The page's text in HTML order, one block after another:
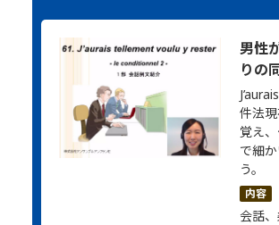
男性
りの
件法
覚え
で細
う。
内容
会話